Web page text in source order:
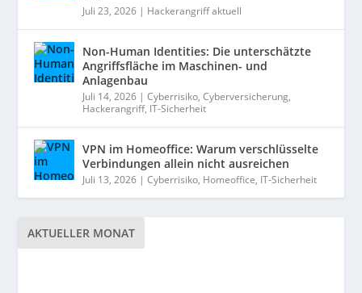
Juli 23, 2026 | Hackerangriff aktuell
Non-Human Identities: Die unterschätzte
Angriffsfläche im Maschinen- und
Anlagenbau
Juli 14, 2026 |Cyberrisiko,Cyberversicherung,
Hackerangriff, IT-Sicherheit
VPN im Homeoffice: Warum verschlüsselte
Verbindungen allein nicht ausreichen
Juli 13, 2026 |Cyberrisiko, Homeoffice, IT-Sicherheit
AKTUELLER MONAT